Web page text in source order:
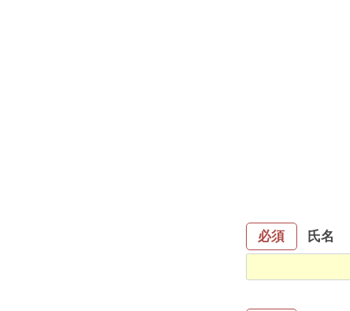
必須 氏名